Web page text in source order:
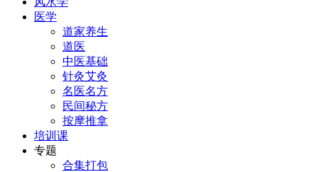
医学
道家养生
道医
中医基础
针灸艾灸
名医名方
民间秘方
按摩推拿
培训课
专题
合集打包